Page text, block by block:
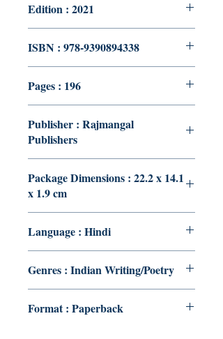
Edition : 2021
ISBN : 978-9390894338
Pages : 196
Publisher : Rajmangal
Publishers
Package Dimensions : 22.2 x 14.1
x 1.9 cm
Language : Hindi
Genres : Indian Writing/Poetry
Format : Paperback